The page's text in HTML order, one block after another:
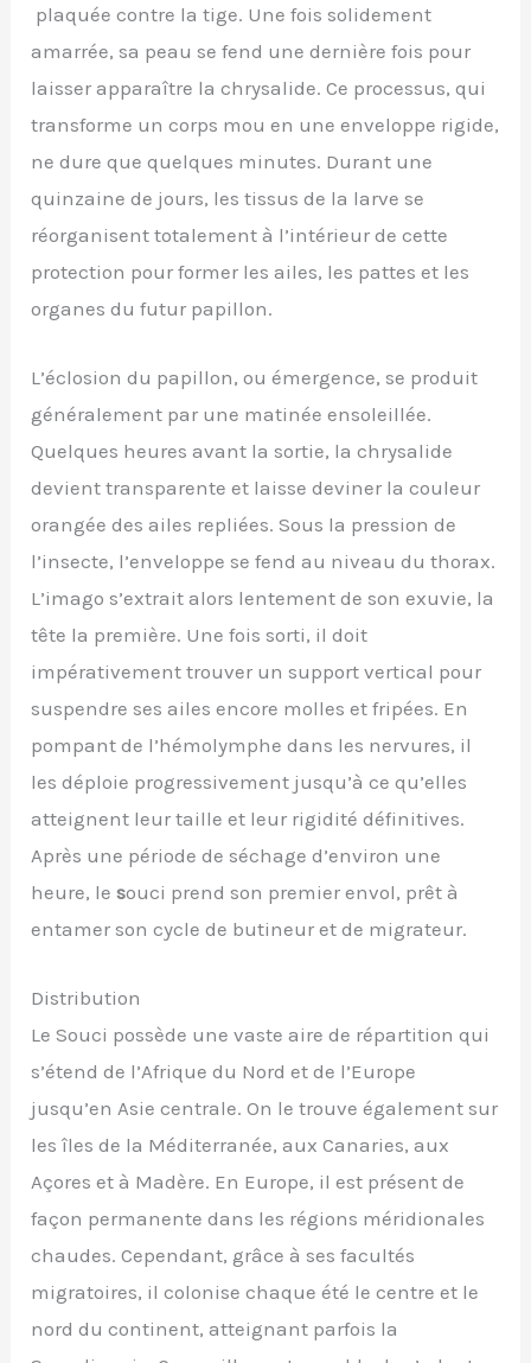
plaquée contre la tige. Une fois solidement
amarrée, sa peau se fend une dernière fois pour
laisser apparaître la chrysalide. Ce processus, qui
transforme un corps mou en une enveloppe rigide,
ne dure que quelques minutes. Durant une
quinzaine de jours, les tissus de la larve se
réorganisent totalement à l’intérieur de cette
protection pour former les ailes, les pattes et les
organes du futur papillon.
L’éclosion du papillon, ou émergence, se produit
généralement par une matinée ensoleillée.
Quelques heures avant la sortie, la chrysalide
devient transparente et laisse deviner la couleur
orangée des ailes repliées. Sous la pression de
l’insecte, l’enveloppe se fend au niveau du thorax.
L’imago s’extrait alors lentement de son exuvie, la
tête la première. Une fois sorti, il doit
impérativement trouver un support vertical pour
suspendre ses ailes encore molles et fripées. En
pompant de l’hémolymphe dans les nervures, il
les déploie progressivement jusqu’à ce qu’elles
atteignent leur taille et leur rigidité définitives.
Après une période de séchage d’environ une
heure, lesouci prend son premier envol, prêt à
entamer son cycle de butineur et de migrateur.
Distribution
Le Souci possède une vaste aire de répartition qui
s’étend de l’Afrique du Nord et de l’Europe
jusqu’en Asie centrale. On le trouve également sur
les îles de la Méditerranée, aux Canaries, aux
Açores et à Madère. En Europe, il est présent de
façon permanente dans les régions méridionales
chaudes. Cependant, grâce à ses facultés
migratoires, il colonise chaque été le centre et le
nord du continent, atteignant parfois la